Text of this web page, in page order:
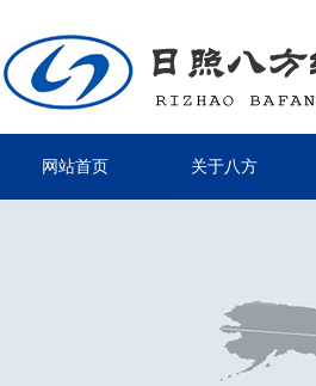
网站首页 关于八方